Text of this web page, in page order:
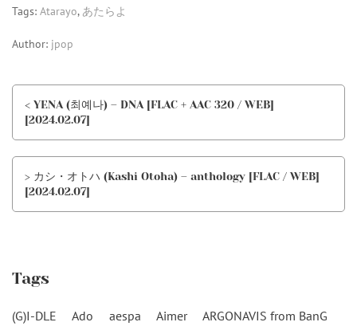
Tags: Atarayo, あたらよ
Author: jpop
< YENA (최예나) – DNA [FLAC + AAC 320 / WEB]
[2024.02.07]
> カシ・オトハ (Kashi Otoha) – anthology [FLAC / WEB]
[2024.02.07]
Tags
(G)I-DLE Ado aespa Aimer
ARGONAVIS from BanG